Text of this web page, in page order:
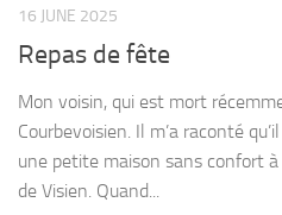
16 JUNE 2025
Repas de fête
Mon voisin, qui est mort
Courbevoisien. Il m’a raconté
une petite maison sans confort à
de Visien. Quand...